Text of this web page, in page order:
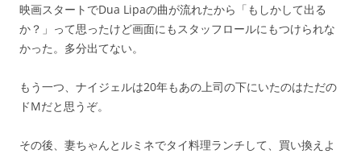
映画スタートでDua Lipaの曲が流れたから「もしかして出る
か？」って思ったけど画面にもスタッフロールにもつけられな
かった。多分出てない。
もう一つ、ナイジェルは20年もあの上司の下にいたのはただの
ドMだと思うぞ。
その後、妻ちゃんとルミネでタイ料理ランチして、買い換えよ